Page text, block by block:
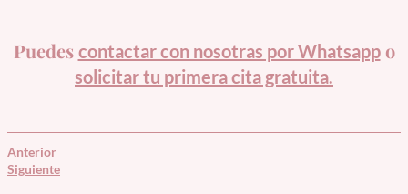
Puedes contactar con nosotras por Whatsappo
solicitar tu primera cita gratuita.
Anterior
Siguiente